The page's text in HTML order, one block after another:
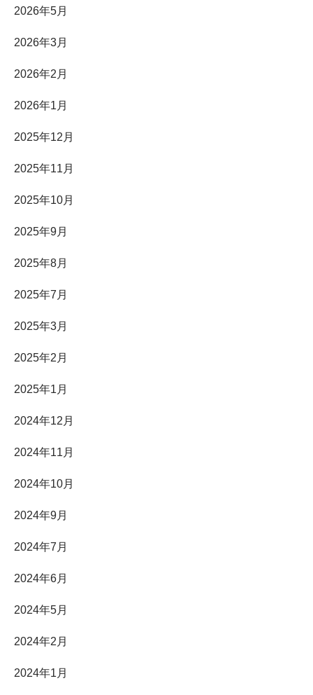
2026年5月
2026年3月
2026年2月
2026年1月
2025年12月
2025年11月
2025年10月
2025年9月
2025年8月
2025年7月
2025年3月
2025年2月
2025年1月
2024年12月
2024年11月
2024年10月
2024年9月
2024年7月
2024年6月
2024年5月
2024年2月
2024年1月